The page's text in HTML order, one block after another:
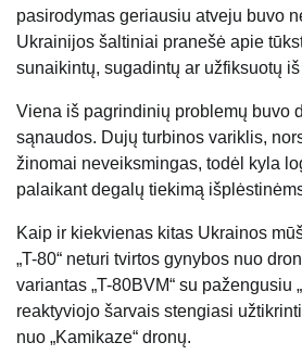
pasirodymas geriausiu atveju buvo
Ukrainijos šaltiniai pranešė apie
sunaikintų, sugadintų ar užfiksuotų
Viena iš pagrindinių problemų buvo
sąnaudos. Dujų turbinos variklis,
žinomai neveiksmingas, todėl kyla
palaikant degalų tiekimą
Kaip ir kiekvienas kitas Ukrainos
„T-80“ neturi tvirtos gynybos nuo
variantas „T-80BVM“ su pažengusiu
reaktyviojo šarvais stengiasi
nuo „Kamikaze“ dronų.